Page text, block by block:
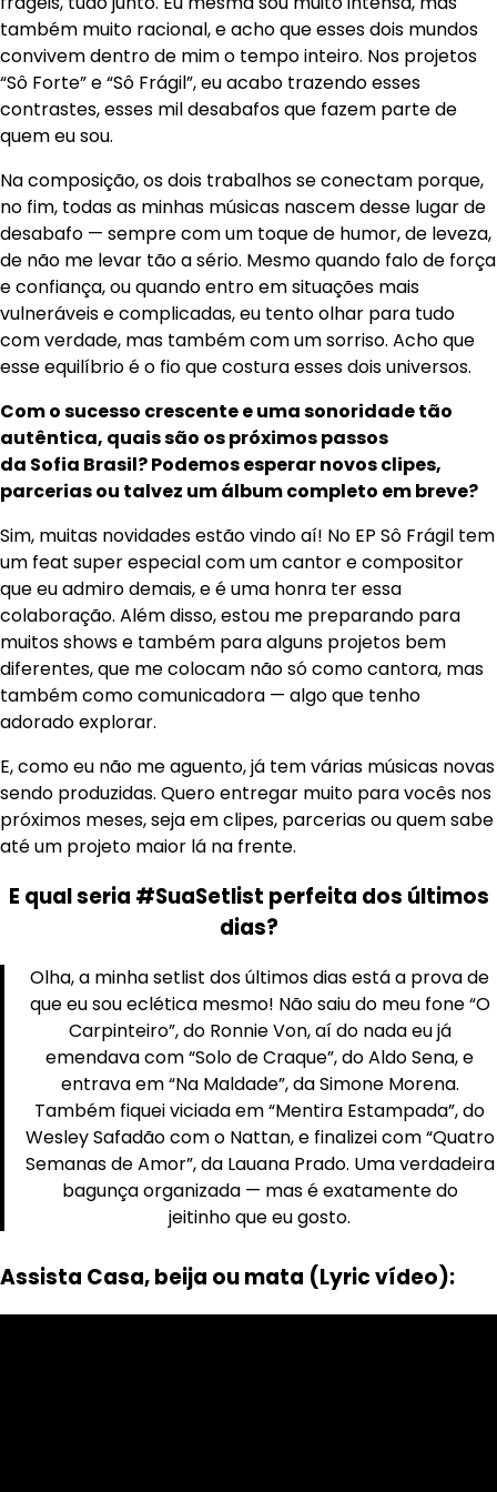
também muito racional, e acho que esses dois mundos
convivem dentro de mim o tempo inteiro. Nos projetos
“Sô Forte” e “Sô Frágil”, eu acabo trazendo esses
contrastes, esses mil desabafos que fazem parte de
quem eu sou.
Na composição, os dois trabalhos se conectam porque,
no fim, todas as minhas músicas nascem desse lugar de
desabafo — sempre com um toque de humor, de leveza,
de não me levar tão a sério. Mesmo quando falo de força
e confiança, ou quando entro em situações mais
vulneráveis e complicadas, eu tento olhar para tudo
com verdade, mas também com um sorriso. Acho que
esse equilíbrio é o fio que costura esses dois universos.
Com o sucesso crescente e uma sonoridade tão
autêntica, quais são os próximos passos
da Sofia Brasil? Podemos esperar novos clipes,
parcerias ou talvez um álbum completo em breve?
Sim, muitas novidades estão vindo aí! No EP Sô Frágil tem
um feat super especial com um cantor e compositor
que eu admiro demais, e é uma honra ter essa
colaboração. Além disso, estou me preparando para
muitos shows e também para alguns projetos bem
diferentes, que me colocam não só como cantora, mas
também como comunicadora — algo que tenho
adorado explorar.
E, como eu não me aguento, já tem várias músicas novas
sendo produzidas. Quero entregar muito para vocês nos
próximos meses, seja em clipes, parcerias ou quem sabe
até um projeto maior lá na frente.
E qual seria #SuaSetlist perfeita dos últimos
dias?
Olha, a minha setlist dos últimos dias está a prova de
que eu sou eclética mesmo! Não saiu do meu fone “O
Carpinteiro”, do Ronnie Von, aí do nada eu já
emendava com “Solo de Craque”, do Aldo Sena, e
entrava em “Na Maldade”, da Simone Morena.
Também fiquei viciada em “Mentira Estampada”, do
Wesley Safadão com o Nattan, e finalizei com “Quatro
Semanas de Amor”, da Lauana Prado. Uma verdadeira
bagunça organizada — mas é exatamente do
jeitinho que eu gosto.
Assista Casa, beija ou mata (Lyric vídeo):